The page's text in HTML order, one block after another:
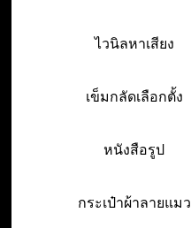
ไวนิลหาเสียง
เข็มกลัดเลือกตั้ง
หนังสือรูป
กระเป๋าผ้าลายแมว